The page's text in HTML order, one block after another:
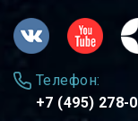
Телефон:
+7 (495) 278-